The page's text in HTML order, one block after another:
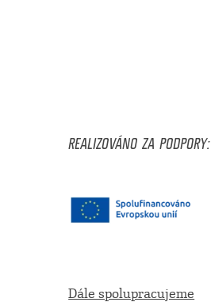
REALIZOVÁNO ZA PODPORY:
Dále spolupracujeme